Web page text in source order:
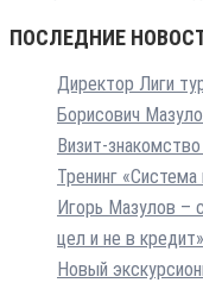
ПОСЛЕДНИЕ
Директор Лиги
Борисович
Визит-
Тренинг
Игорь Мазулов –
цел и не в кредит»
Новый